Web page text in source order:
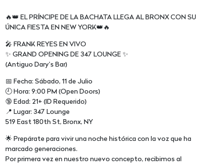
🔥👑 EL PRÍNCIPE DE LA BACHATA LLEGA AL BRONX CON SU
ÚNICA FIESTA EN NEW YORK👑🔥
🎤 FRANK REYES EN VIVO
✨ GRAND OPENING DE 347 LOUNGE ✨
(Antiguo Dary’s Bar)
📅 Fecha: Sábado, 11 de Julio
🕘 Hora: 9:00 PM (Open Doors)
🔞 Edad: 21+ (ID Requerido)
📍 Lugar: 347 Lounge
519 East 180th St, Bronx, NY
🌟 Prepárate para vivir una noche histórica con la voz que ha
marcado generaciones.
Por primera vez en nuestro nuevo concepto, recibimos al